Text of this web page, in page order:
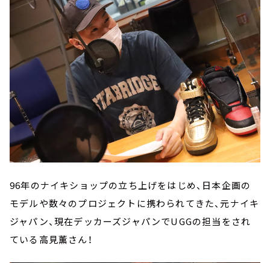
96年のナイキショップの立ち上げをはじめ、日本企画の
モデルや数々のプロジェクトに携わられてきた、元ナイキ
ジャパン、現在デッカーズジャパンでUGGの担当をされ
ている高見薫さん！